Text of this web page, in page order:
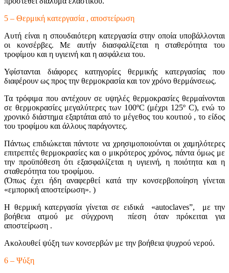
5 – Θερμική κατεργασία , αποστείρωση
Αυτή είναι η σπουδαιότερη κατεργασία στην οποία υποβάλλονται
οι κονσέρβες. Με αυτήν διασφαλίζεται η σταθερότητα του
τροφίμου και η υγιεινή και η ασφάλεια του.
Υφίστανται διάφορες κατηγορίες θερμικής κατεργασίας που
διαφέρουν ως προς την θερμοκρασία και τον χρόνο θερμάνσεως.
Τα τρόφιμα που αντέχουν σε υψηλές θερμοκρασίες θερμαίνονται
σε θερμοκρασίες μεγαλύτερες των 100ºC (μέχρι 125º C), ενώ το
χρονικό διάστημα εξαρτάται από το μέγεθος του κουτιού , το είδος
του τροφίμου και άλλους παράγοντες.
Πάντως επιδιώκεται πάντοτε να χρησιμοποιούνται οι χαμηλότερες
επιτρεπτές θερμοκρασίες και ο μικρότερος χρόνος, πάντα όμως με
την προϋπόθεση ότι εξασφαλίζεται η υγιεινή, η ποιότητα και η
σταθερότητα του τροφίμου.
(Όπως έχει ήδη αναφερθεί κατά την κονσερβοποίηση γίνεται
«εμπορική αποστείρωση». )
Η θερμική κατεργασία γίνεται σε ειδικά «autoclaves”, με την
βοήθεια ατμού με σύγχρονη πίεση όταν πρόκειται για
αποστείρωση .
Ακολουθεί ψύξη των κονσερβών με την βοήθεια ψυχρού νερού.
6 – Ψύξη